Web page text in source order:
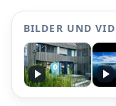
BILDER UND
•